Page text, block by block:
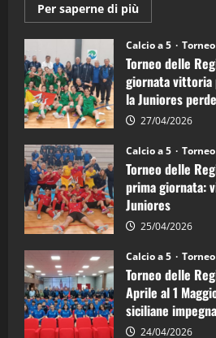
Per saperne di più
informazioni
Torneo
delle
Regioni
di
calcio
a
5:
la
Juniores
è
vicecampione
d’Italia
Calcio a 5
Torneo delle
giornata vittoria
la Juniores
27/04/2026
Calcio a 5
Torneo delle
prima giornata:
Juniores
25/04/2026
Calcio a 5
Torneo delle
Aprile al 1
siciliane
24/04/2026